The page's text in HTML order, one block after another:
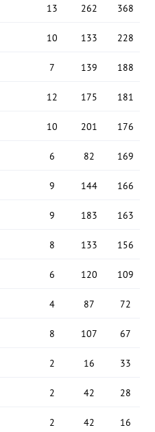
13 262 368
10 133 228
7 139 188
12 175 181
10 201 176
6 82 169
9 144 166
9 183 163
8 133 156
6 120 109
4 87 72
8 107 67
2 16 33
2 42 28
2 42 16